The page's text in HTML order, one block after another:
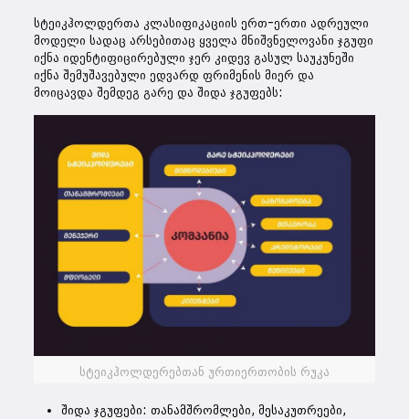
სტეიკჰოლდერთა კლასიფიკაციის ერთ-ერთი ადრეული
მოდელი სადაც არსებითაც ყველა მნიშვნელოვანი ჯგუფი
იქნა იდენტიფიცირებული ჯერ კიდევ გასულ საუკუნეში
იქნა შემუშავებული ედვარდ ფრიმენის მიერ და
მოიცავდა შემდეგ გარე და შიდა ჯგუფებს:
სტეიკჰოლდერებთან ურთიერთობის რუკა
შიდა ჯგუფები: თანამშრომლები, მესაკუთრეები,